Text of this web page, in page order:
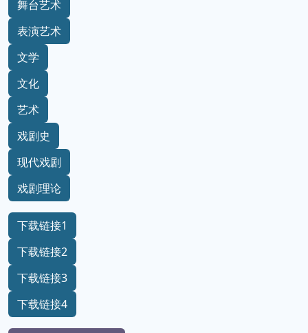
舞台艺术
表演艺术
文学
文化
艺术
戏剧史
现代戏剧
戏剧理论
下载链接1
下载链接2
下载链接3
下载链接4